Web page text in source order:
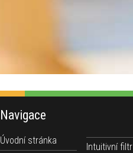
Navigace
Úvodní stránka
Intuitivní filtr